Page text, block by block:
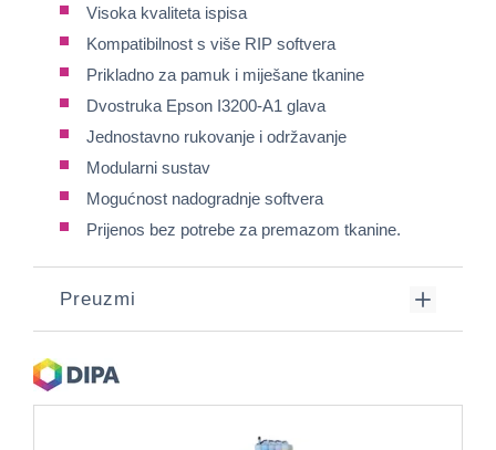
Visoka kvaliteta ispisa
Kompatibilnost s više RIP softvera
Prikladno za pamuk i miješane tkanine
Dvostruka Epson I3200-A1 glava
Jednostavno rukovanje i održavanje
Modularni sustav
Mogućnost nadogradnje softvera
Prijenos bez potrebe za premazom tkanine.
Preuzmi